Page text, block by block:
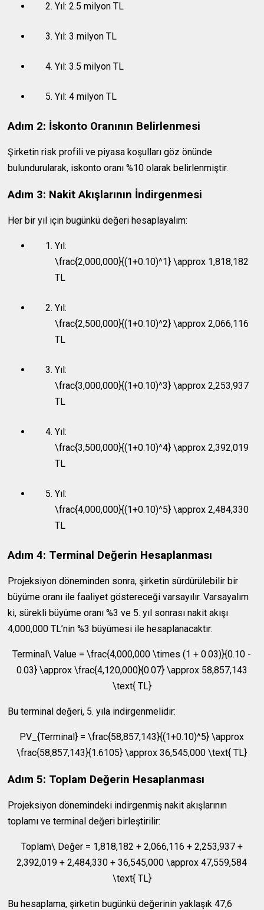
Yıl: 2.5 milyon TL
Yıl: 3 milyon TL
Yıl: 3.5 milyon TL
Yıl: 4 milyon TL
Adım 2: İskonto Oranının Belirlenmesi
Şirketin risk profili ve piyasa koşulları göz önünde
bulundurularak, iskonto oranı %10 olarak belirlenmiştir.
Adım 3: Nakit Akışlarının İndirgenmesi
Her bir yıl için bugünkü değeri hesaplayalım:
Yıl:
\frac{2,000,000}{(1+0.10)^1} \approx 1,818,182
TL
Yıl:
\frac{2,500,000}{(1+0.10)^2} \approx 2,066,116
TL
Yıl:
\frac{3,000,000}{(1+0.10)^3} \approx 2,253,937
TL
Yıl:
\frac{3,500,000}{(1+0.10)^4} \approx 2,392,019
TL
Yıl:
\frac{4,000,000}{(1+0.10)^5} \approx 2,484,330
TL
Adım 4: Terminal Değerin Hesaplanması
Projeksiyon döneminden sonra, şirketin sürdürülebilir bir
büyüme oranı ile faaliyet göstereceği varsayılır. Varsayalım
ki, sürekli büyüme oranı %3 ve 5. yıl sonrası nakit akışı
4,000,000 TL’nin %3 büyümesi ile hesaplanacaktır:
Terminal\ Value = \frac{4,000,000 \times (1 + 0.03)}{0.10 -
0.03} \approx \frac{4,120,000}{0.07} \approx 58,857,143
\text{ TL}
Bu terminal değeri, 5. yıla indirgenmelidir:
PV_{Terminal} = \frac{58,857,143}{(1+0.10)^5} \approx
\frac{58,857,143}{1.6105} \approx 36,545,000 \text{ TL}
Adım 5: Toplam Değerin Hesaplanması
Projeksiyon dönemindeki indirgenmiş nakit akışlarının
toplamı ve terminal değeri birleştirilir:
Toplam\ Değer = 1,818,182 + 2,066,116 + 2,253,937 +
2,392,019 + 2,484,330 + 36,545,000 \approx 47,559,584
\text{ TL}
Bu hesaplama, şirketin bugünkü değerinin yaklaşık 47,6